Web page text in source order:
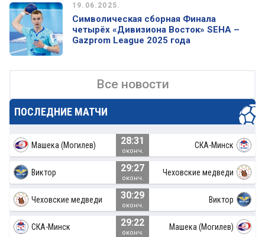
19.06.2025.
Символическая сборная Финала
четырёх «Дивизиона Восток» SEHA –
Gazprom League 2025 года
Все новости
ПОСЛЕДНИЕ МАТЧИ
Машека (Могилев) 28:31
оконч.
СКА-Минск
Виктор 29:27
оконч.
Чеховские медведи
Чеховские медведи 30:29
оконч.
Виктор
СКА-Минск 29:22
оконч.
Машека (Могилев)